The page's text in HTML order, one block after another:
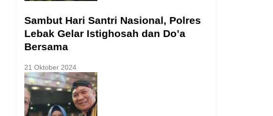
Sambut Hari Santri Nasional, Polres
Lebak Gelar Istighosah dan Do’a
Bersama
21 Oktober 2024